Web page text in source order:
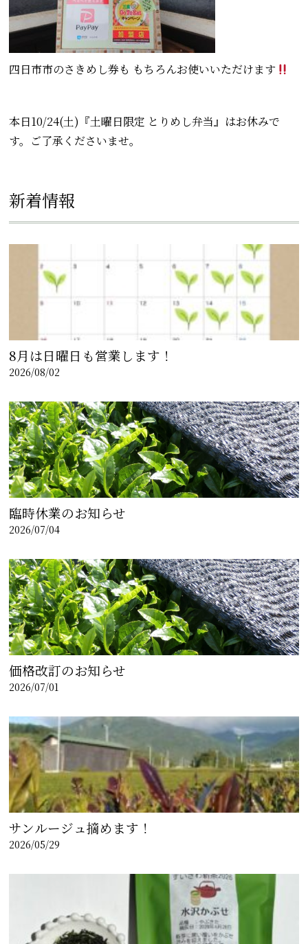
四日市市のさきめし券も もちろんお使いいただけます
本日10/24(土)『土曜日限定 とりめし弁当』はお休みで
す。ご了承くださいませ。
新着情報
8月は日曜日も営業します！
2026/08/02
臨時休業のお知らせ
2026/07/04
価格改訂のお知らせ
2026/07/01
サンルージュ摘めます！
2026/05/29